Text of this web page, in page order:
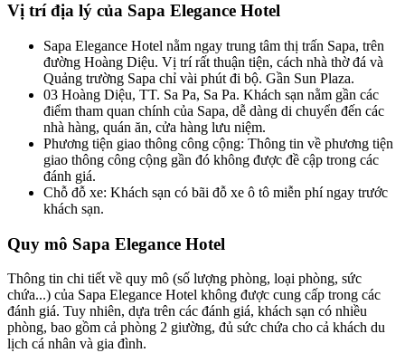
Vị trí địa lý của Sapa Elegance Hotel
Sapa Elegance Hotel nằm ngay trung tâm thị trấn Sapa, trên
đường Hoàng Diệu. Vị trí rất thuận tiện, cách nhà thờ đá và
Quảng trường Sapa chỉ vài phút đi bộ. Gần Sun Plaza.
03 Hoàng Diệu, TT. Sa Pa, Sa Pa. Khách sạn nằm gần các
điểm tham quan chính của Sapa, dễ dàng di chuyển đến các
nhà hàng, quán ăn, cửa hàng lưu niệm.
Phương tiện giao thông công cộng: Thông tin về phương tiện
giao thông công cộng gần đó không được đề cập trong các
đánh giá.
Chỗ đỗ xe: Khách sạn có bãi đỗ xe ô tô miễn phí ngay trước
khách sạn.
Quy mô Sapa Elegance Hotel
Thông tin chi tiết về quy mô (số lượng phòng, loại phòng, sức
chứa...) của Sapa Elegance Hotel không được cung cấp trong các
đánh giá. Tuy nhiên, dựa trên các đánh giá, khách sạn có nhiều
phòng, bao gồm cả phòng 2 giường, đủ sức chứa cho cả khách du
lịch cá nhân và gia đình.